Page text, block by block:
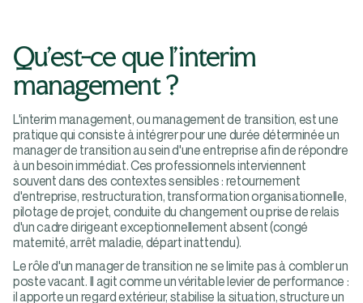
Qu'est-ce que l'interim
management ?
L'interim management, ou management de transition, est une
pratique qui consiste à intégrer pour une durée déterminée un
manager de transition au sein d'une entreprise afin de répondre
à un besoin immédiat. Ces professionnels interviennent
souvent dans des contextes sensibles : retournement
d'entreprise, restructuration, transformation organisationnelle,
pilotage de projet, conduite du changement ou prise de relais
d'un cadre dirigeant exceptionnellement absent (congé
maternité, arrêt maladie, départ inattendu).
Le rôle d'un manager de transition ne se limite pas à combler un
poste vacant. Il agit comme un véritable levier de performance :
il apporte un regard extérieur, stabilise la situation, structure un